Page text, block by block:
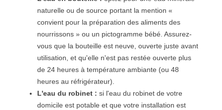
naturelle ou de source portant la mention «
convient pour la préparation des aliments des
nourrissons » ou un pictogramme bébé. Assurez-
vous que la bouteille est neuve, ouverte juste avant
utilisation, et qu'elle n'est pas restée ouverte plus
de 24 heures à température ambiante (ou 48
heures au réfrigérateur).
L'eau du robinet : si l'eau du robinet de votre
domicile est potable et que votre installation est